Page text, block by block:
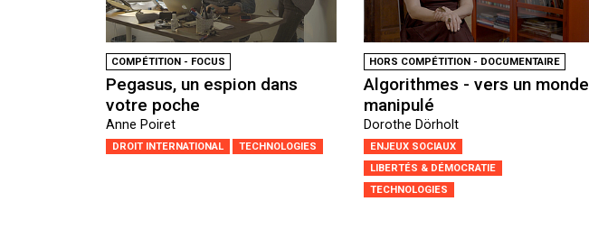
COMPÉTITION - FOCUS
Pegasus, un espion dans
votre poche
Anne Poiret
DROIT INTERNATIONAL TECHNOLOGIES
HORS COMPÉTITION - DOCUMENTAIRE
Algorithmes - vers un monde
manipulé
Dorothe Dörholt
ENJEUX SOCIAUX
LIBERTÉS & DÉMOCRATIE
TECHNOLOGIES